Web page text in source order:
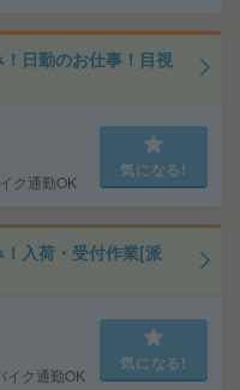
日勤のお仕事！目視
ク通勤OK
気になる!
入荷・受付作業[派
ク通勤OK
気になる!